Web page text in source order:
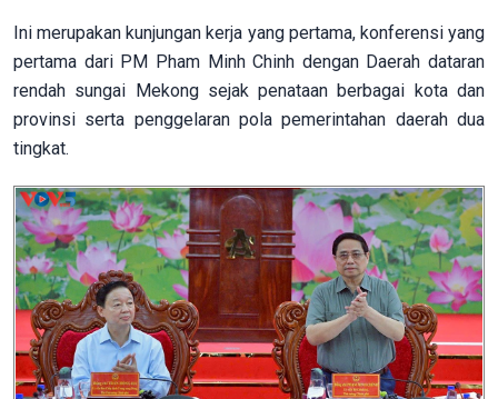
Ini merupakan kunjungan kerja yang pertama, konferensi yang
pertama dari PM Pham Minh Chinh dengan Daerah dataran
rendah sungai Mekong sejak penataan berbagai kota dan
provinsi serta penggelaran pola pemerintahan daerah dua
tingkat.